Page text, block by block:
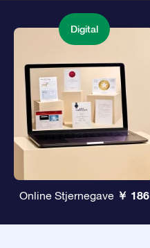
Digital
Online Stjernegave ￥ 186